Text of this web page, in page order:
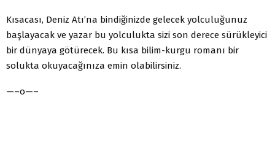
Kısacası, Deniz Atı’na bindiğinizde gelecek yolculuğunuz
başlayacak ve yazar bu yolculukta sizi son derece sürükleyici
bir dünyaya götürecek. Bu kısa bilim-kurgu romanı bir
solukta okuyacağınıza emin olabilirsiniz.
—–o—–